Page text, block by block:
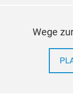
Wege